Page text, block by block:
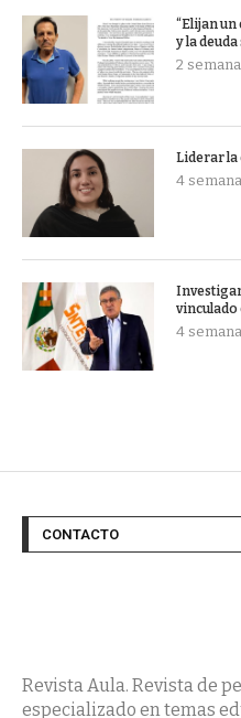
“Elijan un
y la
2
Liderar la
4
vinculado
4
CONTACTO
Revista Aula. Revista de
especializado en temas